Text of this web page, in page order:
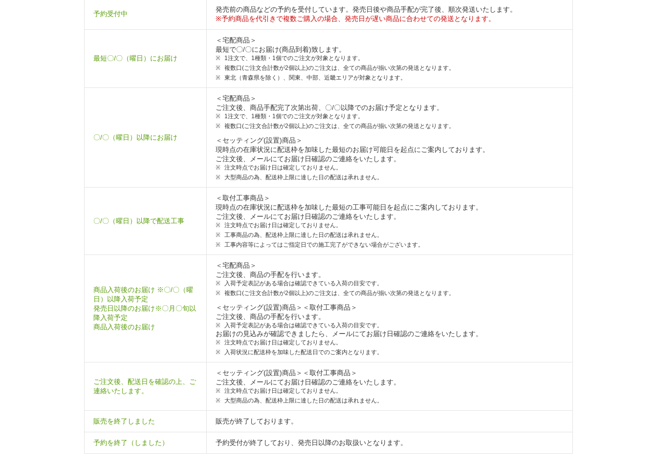
予約受付中
発売前の商品などの予約を受付しています。発売日後や商品手配が完了後、順次発送いたします。
※予約商品を代引きで複数ご購入の場合、発売日が遅い商品に合わせての発送となります。
最短〇/〇（曜日）にお届け
＜宅配商品＞
最短で〇/〇にお届け(商品到着)致します。
1注文で、1種類・1個でのご注文が対象となります。
複数口(ご注文合計数が2個以上)のご注文は、全ての商品が揃い次第の発送となります。
東北（青森県を除く）、関東、中部、近畿エリアが対象となります。
〇/〇（曜日）以降にお届け
＜宅配商品＞
ご注文後、商品手配完了次第出荷、〇/〇以降でのお届け予定となります。
1注文で、1種類・1個でのご注文が対象となります。
複数口(ご注文合計数が2個以上)のご注文は、全ての商品が揃い次第の発送となります。
＜セッティング(設置)商品＞
現時点の在庫状況に配送枠を加味した最短のお届け可能日を起点にご案内しております。
ご注文後、メールにてお届け日確認のご連絡をいたします。
注文時点でお届け日は確定しておりません。
大型商品の為、配送枠上限に達した日の配送は承れません。
〇/〇（曜日）以降で配送工事
＜取付工事商品＞
現時点の在庫状況に配送枠を加味した最短の工事可能日を起点にご案内しております。
ご注文後、メールにてお届け日確認のご連絡をいたします。
注文時点でお届け日は確定しておりません。
工事商品の為、配送枠上限に達した日の配送は承れません。
工事内容等によってはご指定日での施工完了ができない場合がございます。
商品入荷後のお届け ※〇/〇（曜
日）以降入荷予定
発売日以降のお届け※〇月〇旬以
降入荷予定
商品入荷後のお届け
＜宅配商品＞
ご注文後、商品の手配を行います。
入荷予定表記がある場合は確認できている入荷の目安です。
複数口(ご注文合計数が2個以上)のご注文は、全ての商品が揃い次第の発送となります。
＜セッティング(設置)商品＞＜取付工事商品＞
ご注文後、商品の手配を行います。
入荷予定表記がある場合は確認できている入荷の目安です。
お届けの見込みが確認できましたら、メールにてお届け日確認のご連絡をいたします。
注文時点でお届け日は確定しておりません。
入荷状況に配送枠を加味した配送日でのご案内となります。
ご注文後、配送日を確認の上、ご
連絡いたします。
＜セッティング(設置)商品＞＜取付工事商品＞
ご注文後、メールにてお届け日確認のご連絡をいたします。
注文時点でお届け日は確定しておりません。
大型商品の為、配送枠上限に達した日の配送は承れません。
販売を終了しました 販売が終了しております。
予約を終了（しました） 予約受付が終了しており、発売日以降のお取扱いとなります。